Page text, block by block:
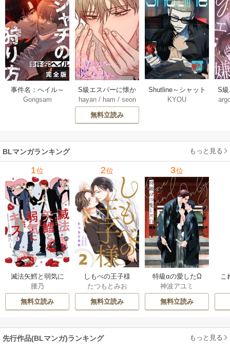
事件名：へイル～
シャチの狩り方～
Gongsam
S級エスパーに懐か
れてます【タテヨ
ミ】 75巻
hayan/ ham / seon
eedyou
無料立読み
Shutline～シャット
ライン～【タテヨ
KYOU
S
れ
BLマンガランキング もっと見る
1位
滅法矢鱈と弱気に
キス【コミックス
版】
腰乃
無料立読み
2位
しもべの王子様
【描き下ろしおま
け付き特装版】
たつもとみお
無料立読み
3位
特級αの愛したΩ
神波アユミ
無料立読み
こ
先行作品(BLマンガ)ランキング もっと見る